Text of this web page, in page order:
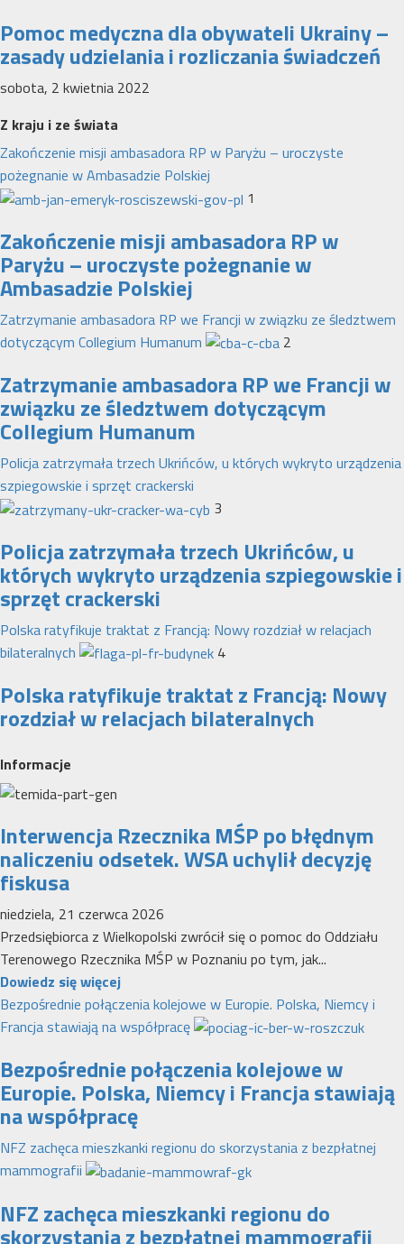
Pomoc medyczna dla obywateli Ukrainy –
zasady udzielania i rozliczania świadczeń
sobota, 2 kwietnia 2022
Z kraju i ze świata
Zakończenie misji ambasadora RP w Paryżu – uroczyste
pożegnanie w Ambasadzie Polskiej
1
Zakończenie misji ambasadora RP w
Paryżu – uroczyste pożegnanie w
Ambasadzie Polskiej
Zatrzymanie ambasadora RP we Francji w związku ze śledztwem
dotyczącym Collegium Humanum
2
Zatrzymanie ambasadora RP we Francji w
związku ze śledztwem dotyczącym
Collegium Humanum
Policja zatrzymała trzech Ukrińców, u których wykryto urządzenia
szpiegowskie i sprzęt crackerski
3
Policja zatrzymała trzech Ukrińców, u
których wykryto urządzenia szpiegowskie i
sprzęt crackerski
Polska ratyfikuje traktat z Francją: Nowy rozdział w relacjach
bilateralnych
4
Polska ratyfikuje traktat z Francją: Nowy
rozdział w relacjach bilateralnych
Informacje
Interwencja Rzecznika MŚP po błędnym
naliczeniu odsetek. WSA uchylił decyzję
fiskusa
niedziela, 21 czerwca 2026
Przedsiębiorca z Wielkopolski zwrócił się o pomoc do Oddziału
Terenowego Rzecznika MŚP w Poznaniu po tym, jak...
Dowiedz się więcejDowiedz
się
więcej
Interwencja
Rzecznika
MŚP
błędnym
naliczeniu
odsetek.
WSA
Bezpośrednie połączenia kolejowe w Europie. Polska, Niemcy i
Francja stawiają na współpracę
Bezpośrednie połączenia kolejowe w
Europie. Polska, Niemcy i Francja stawiają
na współpracę
NFZ zachęca mieszkanki regionu do skorzystania z bezpłatnej
mammografii
NFZ zachęca mieszkanki regionu do
skorzystania z bezpłatnej mammografii